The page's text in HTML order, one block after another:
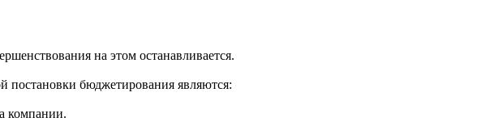
на этом останавливается.
постановки бюджетирования являются:
компании.